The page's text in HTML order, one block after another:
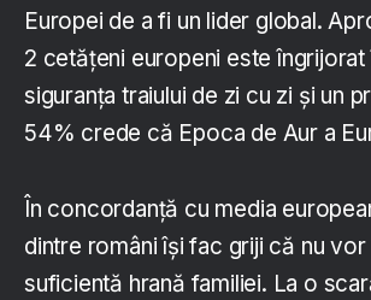
Europei de a fi un lider global.
2 cetățeni europeni este îngrijorat
siguranța traiului de zi cu zi și un
54% crede că Epoca de Aur a
În concordanță cu media
dintre români își fac griji că nu
suficientă hrană familiei. La o